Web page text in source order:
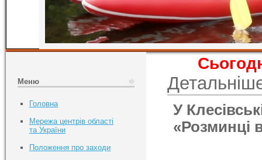
У
«Розминці
Меню
Головна
Мережа центрів області
та України
Положення про заходи